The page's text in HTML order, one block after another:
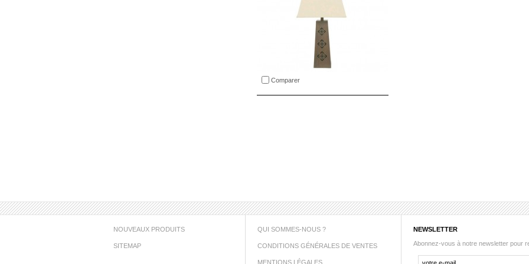
Comparer
NOUVEAUX PRODUITS
SITEMAP
QUI SOMMES-NOUS ?
CONDITIONS GÉNÉRALES DE VENTES
MENTIONS LÉGALES
NEWSLETTER
Abonnez-vous à notre newsletter pour